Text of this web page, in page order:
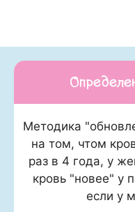
Методика
на том, чтом
раз в 4 года, у
кровь "новее" у
если у